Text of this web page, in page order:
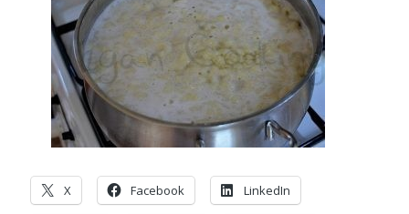
X Facebook LinkedIn